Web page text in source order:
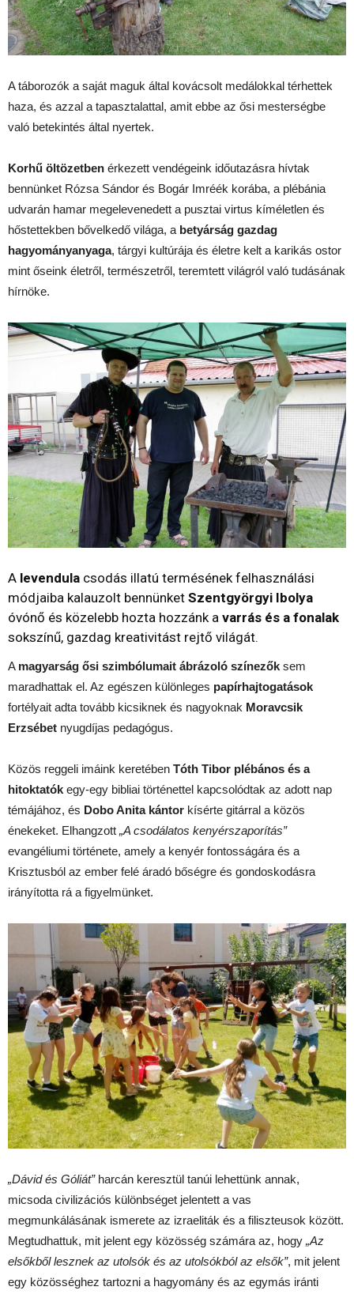
A táborozók a saját maguk által kovácsolt medálokkal térhettek
haza, és azzal a tapasztalattal, amit ebbe az ősi mesterségbe
való betekintés által nyertek.
Korhű öltözetben érkezett vendégeink időutazásra hívtak
bennünket Rózsa Sándor és Bogár Imréék korába, a plébánia
udvarán hamar megelevenedett a pusztai virtus kíméletlen és
hőstettekben bővelkedő világa, a betyárság gazdag
hagyományanyaga, tárgyi kultúrája és életre kelt a karikás ostor
mint őseink életről, természetről, teremtett világról való tudásának
hírnöke.
A levendula csodás illatú termésének felhasználási
módjaiba kalauzolt bennünket Szentgyörgyi Ibolya
óvónő és közelebb hozta hozzánk a varrás és a fonalak
sokszínű, gazdag kreativitást rejtő világát.
A magyarság ősi szimbólumait ábrázoló színezők sem
maradhattak el. Az egészen különleges papírhajtogatások
fortélyait adta tovább kicsiknek és nagyoknak Moravcsik
Erzsébet nyugdíjas pedagógus.
Közös reggeli imáink keretében Tóth Tibor plébános és a
hitoktatók egy-egy bibliai történettel kapcsolódtak az adott nap
témájához, és Dobo Anita kántor kísérte gitárral a közös
énekeket. Elhangzott „A csodálatos kenyérszaporítás”
evangéliumi története, amely a kenyér fontosságára és a
Krisztusból az ember felé áradó bőségre és gondoskodásra
irányította rá a figyelmünket.
„Dávid és Góliát”harcán keresztül tanúi lehettünk annak,
micsoda civilizációs különbséget jelentett a vas
megmunkálásának ismerete az izraeliták és a filiszteusok között.
Megtudhattuk, mit jelent egy közösség számára az, hogy „Az
elsőkből lesznek az utolsók és az utolsókból az elsők”, mit jelent
egy közösséghez tartozni a hagyomány és az egymás iránti